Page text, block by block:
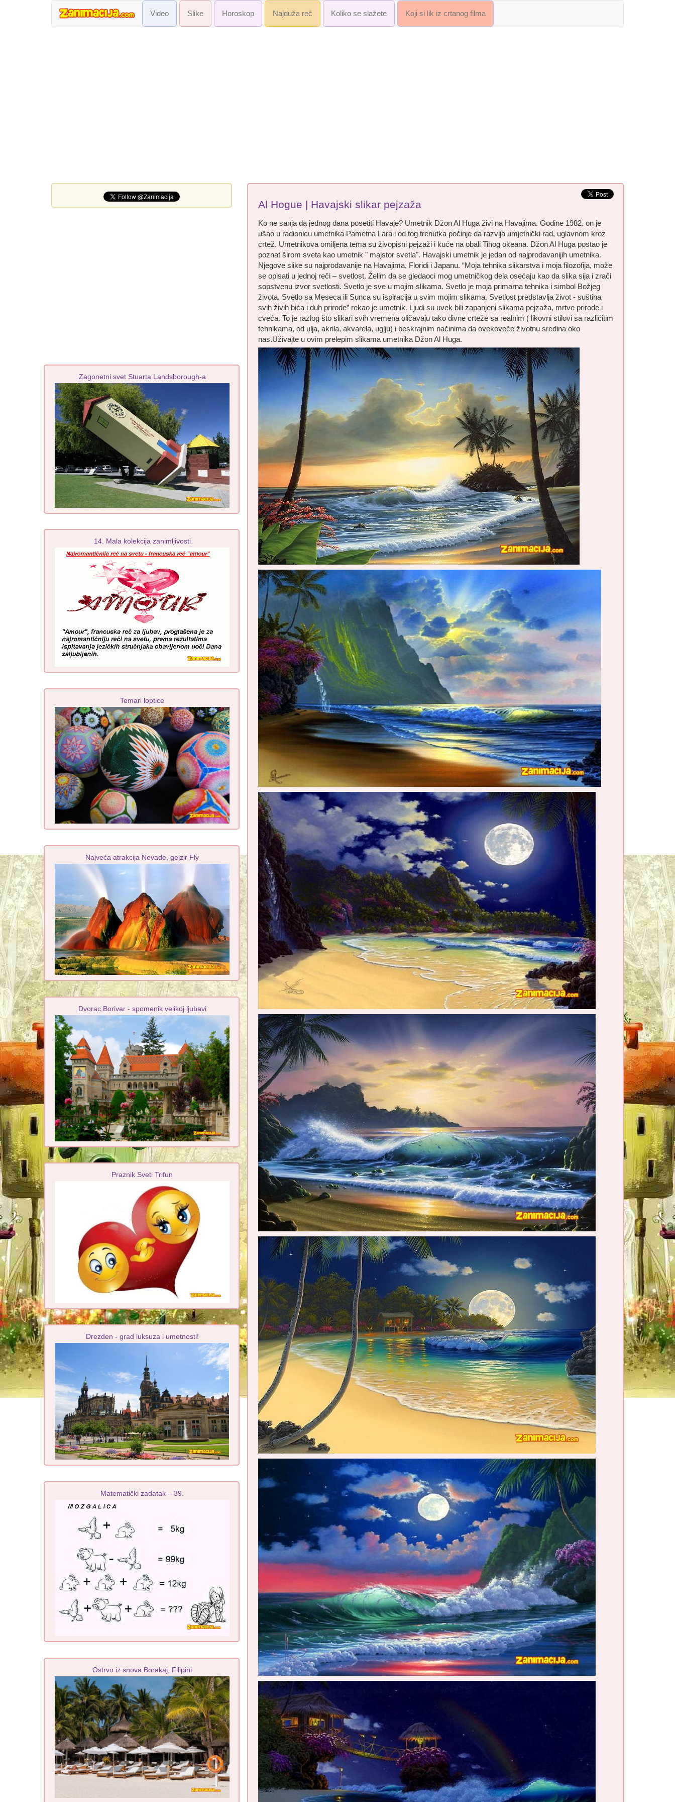
Video Slike Horoskop Najduža reč Koliko se slažete Koji si lik iz crtanog filma
Al Hogue | Havajski slikar pejzaža
Ko ne sanja da jednog dana posetiti Havaje? Umetnik Džon Al Huga živi na Havajima. Godine 1982. on je
ušao u radionicu umetnika Pametna Lara i od tog trenutka počinje da razvija umjetnički rad, uglavnom kroz
crtež. Umetnikova omiljena tema su živopisni pejzaži i kuće na obali Tihog okeana. Džon Al Huga postao je
poznat širom sveta kao umetnik " majstor svetla". Havajski umetnik je jedan od najprodavanijih umetnika.
Njegove slike su najprodavanije na Havajima, Floridi i Japanu. “Moja tehnika slikarstva i moja filozofija, može
se opisati u jednoj reči – svetlost. Želim da se gledaoci mog umetničkog dela osećaju kao da slika sija i zrači
sopstvenu izvor svetlosti. Svetlo je sve u mojim slikama. Svetlo je moja primarna tehnika i simbol Božjeg
života. Svetlo sa Meseca ili Sunca su ispiracija u svim mojim slikama. Svetlost predstavlja život - suština
svih živih bića i duh prirode” rekao je umetnik. Ljudi su uvek bili zapanjeni slikama pejzaža, mrtve prirode i
cveća. To je razlog što slikari svih vremena oličavaju tako divne crteže sa realnim ( likovni stilovi sa različitim
tehnikama, od ulja, akrila, akvarela, uglju) i beskrajnim načinima da ovekoveče životnu sredina oko
nas.Uživajte u ovim prelepim slikama umetnika Džon Al Huga.
Zagonetni svet Stuarta Landsborough-a
14. Mala kolekcija zanimljivosti
Temari loptice
Najveća atrakcija Nevade, gejzir Fly
Dvorac Borivar - spomenik velikoj ljubavi
Praznik Sveti Trifun
Drezden - grad luksuza i umetnosti!
Matematički zadatak – 39.
Ostrvo iz snova Borakaj, Filipini